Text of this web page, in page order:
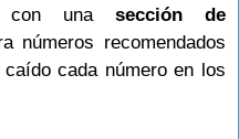
con una sección de
números recomendados
cada número en los